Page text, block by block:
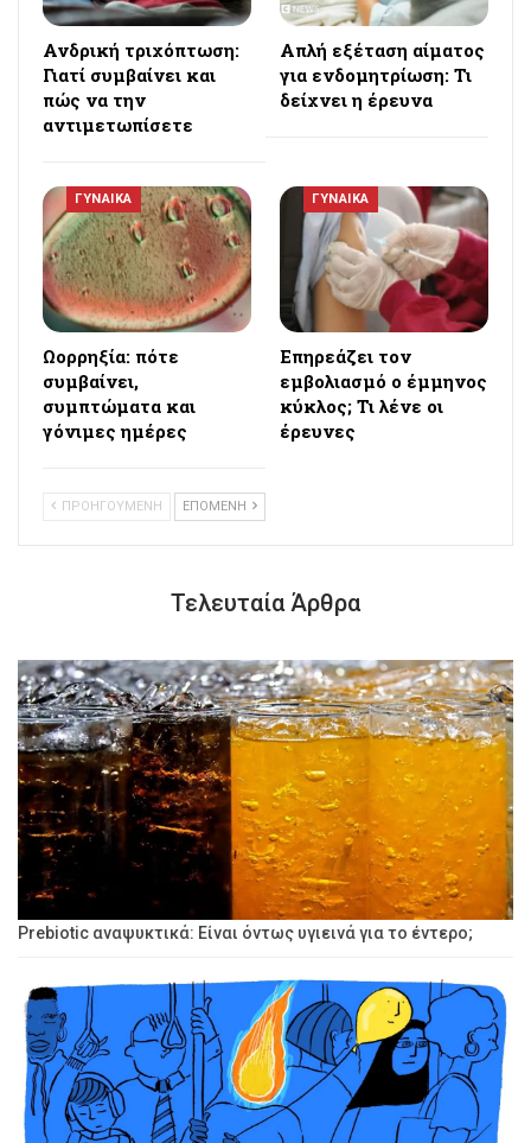
Ανδρική τριχόπτωση:
Γιατί συμβαίνει και
πώς να την
αντιμετωπίσετε
Απλή εξέταση αίματος
για ενδομητρίωση: Τι
δείχνει η έρευνα
ΓΥΝΑΙΚΑ
Ωορρηξία: πότε
συμβαίνει,
συμπτώματα και
γόνιμες ημέρες
ΓΥΝΑΙΚΑ
Επηρεάζει τον
εμβολιασμό ο έμμηνος
κύκλος; Τι λένε οι
έρευνες
ΠΡΟΗΓΟΥΜΕΝΗ ΕΠΟΜΕΝΗ
Τελευταία Άρθρα
Prebiotic αναψυκτικά: Είναι όντως υγιεινά για το έντερο;